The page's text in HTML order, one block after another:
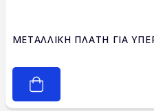
ΜΕΤΑΛΛΙΚΗ ΠΛΑΤΗ ΓΙΑ